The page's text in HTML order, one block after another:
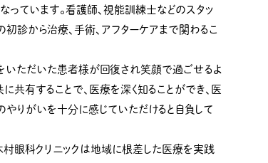
っています。看護師、視能訓練士などのスタッ
初診から治療、手術、アフターケアまで関わるこ
いただいた患者様が回復され笑顔で過ごせるよ
共有することで、医療を深く知ることができ、医
やりがいを十分に感じていただけると自負して
眼科クリニックは地域に根差した医療を実践